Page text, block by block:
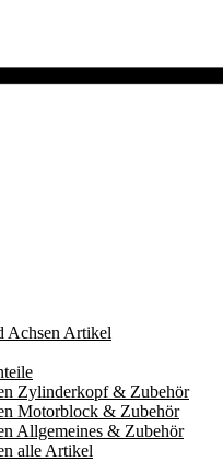
Achsen Artikel
Zylinderkopf & Zubehör
Motorblock & Zubehör
Allgemeines & Zubehör
alle Artikel